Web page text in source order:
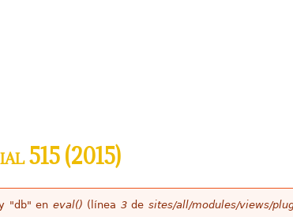
515 (2015)
"db" en eval() (línea 3de sites/all/modules/views/